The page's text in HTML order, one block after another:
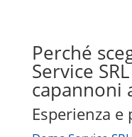
Perché
Service
capannoni
Esperienza